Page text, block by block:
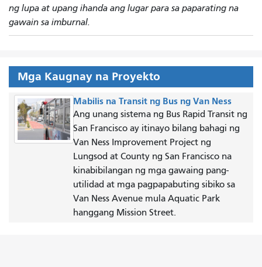
ng lupa at upang ihanda ang lugar para sa paparating na
gawain sa imburnal.
Mga Kaugnay na Proyekto
Mabilis na Transit ng Bus ng Van Ness
Ang unang sistema ng Bus Rapid Transit ng
San Francisco ay itinayo bilang bahagi ng
Van Ness Improvement Project ng
Lungsod at County ng San Francisco na
kinabibilangan ng mga gawaing pang-
utilidad at mga pagpapabuting sibiko sa
Van Ness Avenue mula Aquatic Park
hanggang Mission Street.